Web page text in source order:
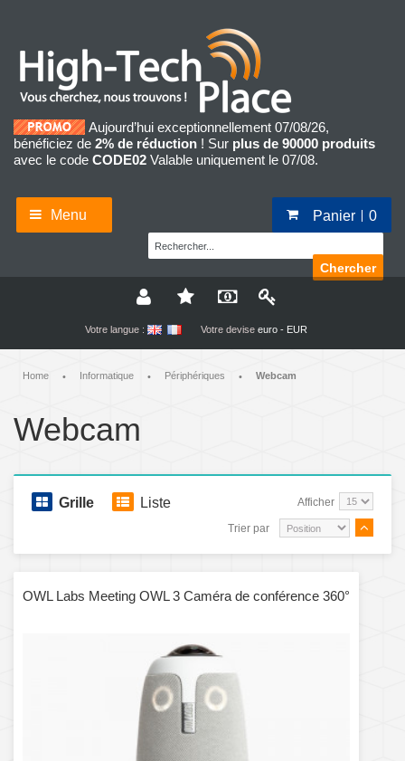
Aujourd’hui exceptionnellement 07/08/26,
bénéficiez de 2% de réduction ! Sur plus de 90000 produits
avec le code CODE02 Valable uniquement le 07/08.
Menu Panier 0
Chercher
Votre langue : Votre devise euro - EUR
Home • Informatique • Périphériques • Webcam
Webcam
Grille Liste Afficher
Trier par
OWL Labs Meeting OWL 3 Caméra de conférence 360°